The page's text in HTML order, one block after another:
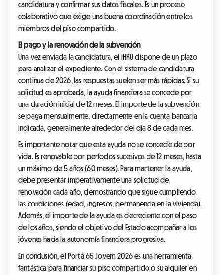
candidatura y confirmar sus datos fiscales. Es un proceso
colaborativo que exige una buena coordinación entre los
miembros del piso compartido.
El pago y la renovación de la subvención
Una vez enviada la candidatura, el IHRU dispone de un plazo
para analizar el expediente. Con el sistema de candidatura
continua de 2026, las respuestas suelen ser más rápidas. Si su
solicitud es aprobada, la ayuda financiera se concede por
una duración inicial de 12 meses. El importe de la subvención
se paga mensualmente, directamente en la cuenta bancaria
indicada, generalmente alrededor del día 8 de cada mes.
Es importante notar que esta ayuda no se concede de por
vida. Es renovable por períodos sucesivos de 12 meses, hasta
un máximo de 5 años (60 meses). Para mantener la ayuda,
debe presentar imperativamente una solicitud de
renovación cada año, demostrando que sigue cumpliendo
las condiciones (edad, ingresos, permanencia en la vivienda).
Además, el importe de la ayuda es decreciente con el paso
de los años, siendo el objetivo del Estado acompañar a los
jóvenes hacia la autonomía financiera progresiva.
En conclusión, el Porta 65 Jovem 2026 es una herramienta
fantástica para financiar su piso compartido o su alquiler en